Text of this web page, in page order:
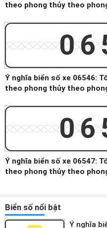
theo phong thủy theo
Ý nghĩa biển số xe 06546:
theo phong thủy theo
Ý nghĩa biển số xe 06547:
theo phong thủy theo
Biển số nổi bật
Ý nghĩa